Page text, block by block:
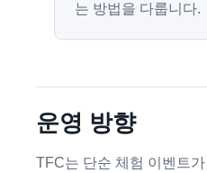
는 방법을 다룹니다.
운영 방향
TFC는 단순 체험 이벤트